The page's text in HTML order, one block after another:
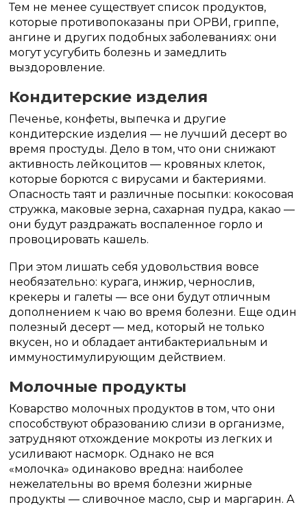
Тем не менее существует список продуктов,
которые противопоказаны при ОРВИ, гриппе,
ангине и других подобных заболеваниях: они
могут усугубить болезнь и замедлить
выздоровление.
Кондитерские изделия
Печенье, конфеты, выпечка и другие
кондитерские изделия — не лучший десерт во
время простуды. Дело в том, что они снижают
активность лейкоцитов — кровяных клеток,
которые борются с вирусами и бактериями.
Опасность таят и различные посыпки: кокосовая
стружка, маковые зерна, сахарная пудра, какао —
они будут раздражать воспаленное горло и
провоцировать кашель.
При этом лишать себя удовольствия вовсе
необязательно: курага, инжир, чернослив,
крекеры и галеты — все они будут отличным
дополнением к чаю во время болезни. Еще один
полезный десерт — мед, который не только
вкусен, но и обладает антибактериальным и
иммуностимулирующим действием.
Молочные продукты
Коварство молочных продуктов в том, что они
способствуют образованию слизи в организме,
затрудняют отхождение мокроты из легких и
усиливают насморк. Однако не вся
«молочка» одинаково вредна: наиболее
нежелательны во время болезни жирные
продукты — сливочное масло, сыр и маргарин. А